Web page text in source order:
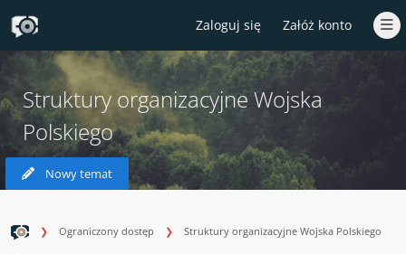
Zaloguj się Załóż konto
Struktury organizacyjne Wojska
Polskiego
Nowy temat
Ograniczony dostęp Struktury organizacyjne Wojska Polskiego